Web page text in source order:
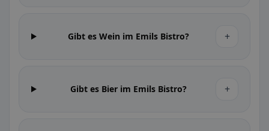
Gibt es Wein im Emils Bistro? +
Gibt es Bier im Emils Bistro? +